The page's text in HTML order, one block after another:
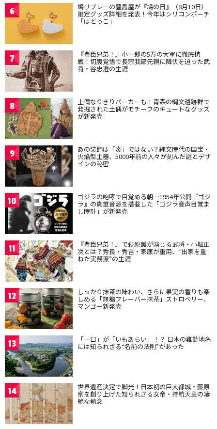
6 鳩サブレーの豊島屋が『鳩の日』（8月10日）
限定グッズ詳細を発表！今年はシリコンポーチ
「はとっこ」
7 『豊臣兄弟！』小一郎の5万の大軍に徹底抗
戦！切腹覚悟で長宗我部元親に降伏を迫った武
将・谷忠澄の生涯
8 土偶なりきりパーカーも！青森の縄文遺跡群で
発掘された土偶がモチーフのキュートなグッズ
が新発売
9 あの装飾は「炎」ではない？縄文時代の国宝・
火焔型土器、5000年前の人々が刻んだ謎とデザ
インの秘密
10 ゴジラの咆哮で目覚める朝…1954年公開『ゴジ
ラ』の貴重音源を搭載した「ゴジラ音声目覚ま
し時計」が新発売
11 『豊臣兄弟！』で萩原護が演じる武将・小堀正
次とは？秀長・秀吉・家康が重用、“出家を重
ねた実務派”の生涯
12 しっかり抹茶の味わい、さらに果実の香りも楽
しめる「無糖フレーバー抹茶」ストロベリー、
マンゴー新発売
13 「一口」が「いもあらい」！？ 日本の難読地名
には知られざる“名前の法則”があった
14 世界遺産決定で脚光！日本初の巨大都城・藤原
京を創り上げた知られざる女帝・持統天皇の凄
絶な執念